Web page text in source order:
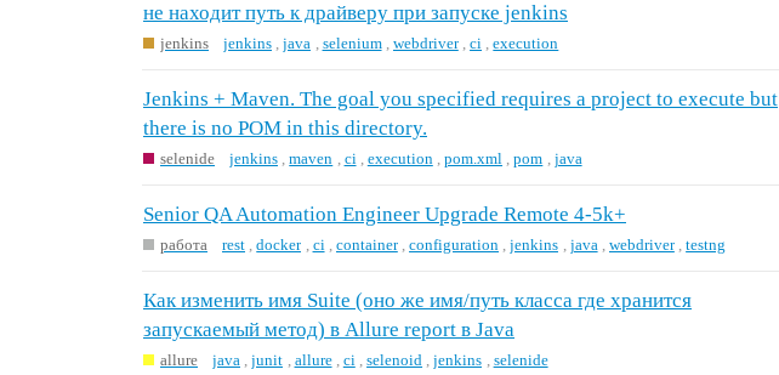
не находит путь к драйверу при запуске jenkins
jenkins jenkins ,java selenium webdriver ,ci ,execution
Jenkins + Maven. The goal you specified requires a project to execute but
there is no POM in this directory.
selenide jenkins ,maven ci execution ,pom.xml ,pom java
Senior QA Automation Engineer Upgrade Remote 4-5k+
работа rest ,docker ci container ,configuration ,jenkins java webdriver ,testng
Как изменить имя Suite (оно же имя/путь класса где хранится
запускаемый метод) в Allure report в Java
allure java ,junit allure ci ,selenoid ,jenkins selenide